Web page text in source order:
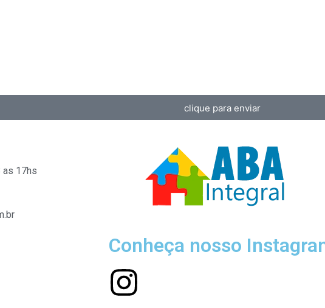
clique para enviar
as 17hs
Conheça nosso